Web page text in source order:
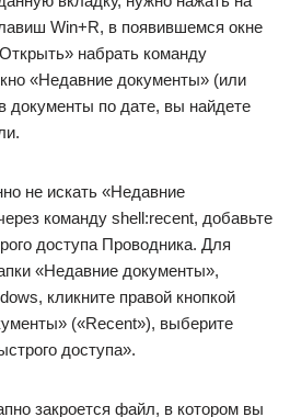
опубликован.
*